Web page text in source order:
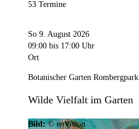
53 Termine
So 9. August 2026
09:00 bis 17:00 Uhr
Ort
Botanischer Garten Rombergpark
Wilde Vielfalt im Garten
Bild:© eoVision